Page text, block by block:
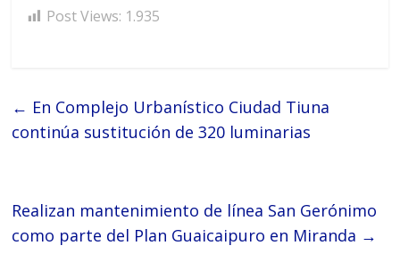
Post Views: 1.935
← En Complejo Urbanístico Ciudad Tiuna
continúa sustitución de 320 luminarias
Realizan mantenimiento de línea San Gerónimo
como parte del Plan Guaicaipuro en Miranda →